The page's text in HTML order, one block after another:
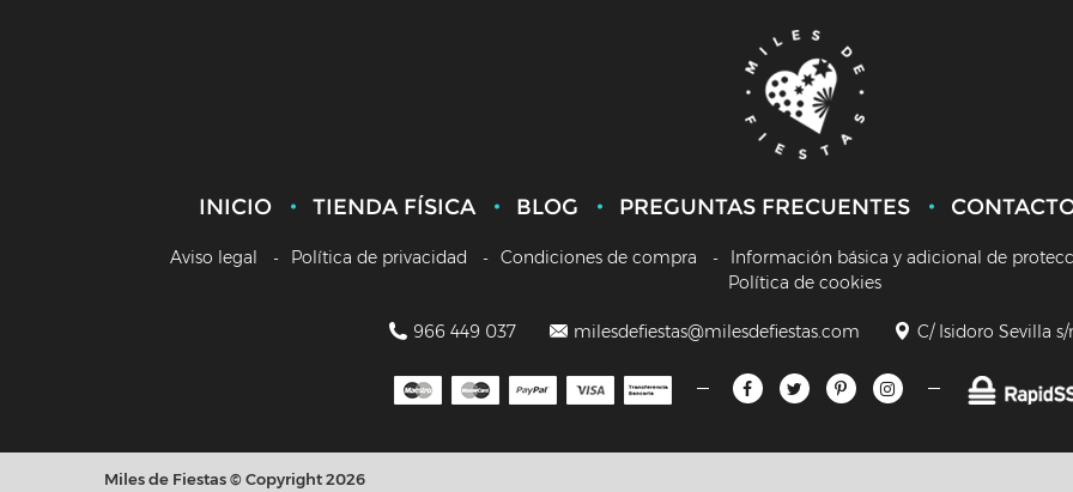
INICIO TIENDA FÍSICA BLOG PREGUNTAS FRECUENTES
Aviso legal Política de privacidad Condiciones de compra
Información básica y adicional de
Política de cookies
966 449 037 milesdefiestas@milesdefiestas.com C/ Isidoro Sevilla
Miles de Fiestas © Copyright 2026